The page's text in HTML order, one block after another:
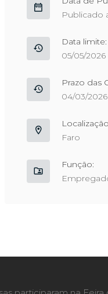
Publicado
Data limite:
05/05/2026
Prazo das
04/03/2026
Faro
Função: